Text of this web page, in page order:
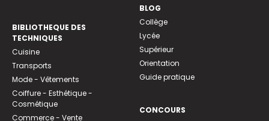
BIBLIOTHEQUE DES
TECHNIQUES
Cuisine
Transports
Mode - Vêtements
Coiffure - Esthétique -
Cosmétique
Commerce - Vente
BLOG
Collège
Lycée
Supérieur
Orientation
Guide pratique
CONCOURS